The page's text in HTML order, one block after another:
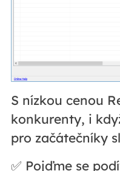
S nízkou cenou
konkurenty, i
pro začátečníky
✅ Pojďme se